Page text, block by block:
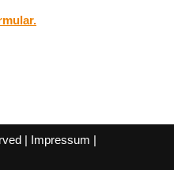
| Impressum |